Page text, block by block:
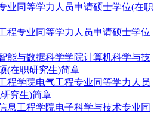
业同等学力人员申请硕士学位(在职
程专业同等学力人员申请硕士学位
能与数据科学学院计算机科学与技
(在职研究生)简章
程学院电气工程专业同等学力人员
究生)简章
息工程学院电子科学与技术专业同